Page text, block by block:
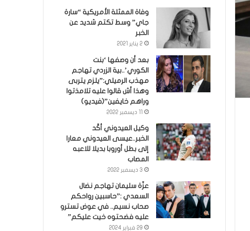
وفاة الممثلة الأمريكية “سارة
جاي” وسط تكتم شديد عن
الخبر
2 يناير 2021
بعد أن وصفها ‘بنت
الكوري’..بية الزردي تهاجم
مهذب الرميلي:”يلزم يتربى
وهذا أش قالوا عليه تلامذتوا
وراهم خايفين”(فيديو)
وكيل العيدوني أكّد
الخبر..عيسى العيدوني معارا
إلى بطل أوروبا بديلا للاعبه
المصاب
3 ديسمبر 2022
عزّة سليمان تهاجم نضال
السعدي :”حاسبين رواحكم
صحاب نسيم.. في عوض تسترو
عليه فضحتوه خيت عليكم”
29 فبراير 2024